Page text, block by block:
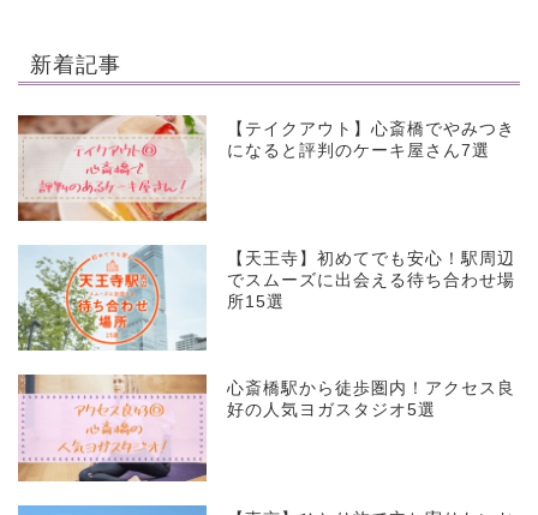
新着記事
【テイクアウト】心斎橋でやみつき
になると評判のケーキ屋さん7選
【天王寺】初めてでも安心！駅周辺
でスムーズに出会える待ち合わせ場
所15選
心斎橋駅から徒歩圏内！アクセス良
好の人気ヨガスタジオ5選